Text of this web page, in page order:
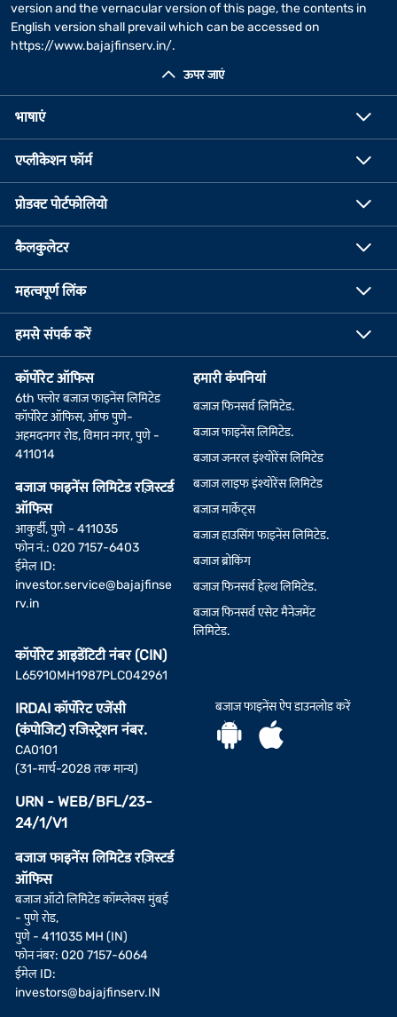
ऊपर जाएं
version and the vernacular version of this page, the contents in
English version shall prevail which can be accessed on
https://www.bajajfinserv.in/.
भाषाएं
एप्लीकेशन फॉर्म
प्रोडक्ट पोर्टफोलियो
कैलकुलेटर
महत्वपूर्ण लिंक
हमसे संपर्क करें
कॉर्पोरेट ऑफिस
6th फ्लोर बजाज फाइनेंस लिमिटेड
कॉर्पोरेट ऑफिस, ऑफ पुणे-
अहमदनगर रोड, विमान नगर, पुणे -
411014
बजाज फाइनेंस लिमिटेड रज़िस्टर्ड
ऑफिस
आकुर्डी, पुणे - 411035
फोन नं.: 020 7157-6403
ईमेल ID:
investor.service@bajajfinse
rv.in
कॉर्पोरेट आइडेंटिटी नंबर (CIN)
L65910MH1987PLC042961
IRDAI कॉर्पोरेट एजेंसी
(कंपोजिट) रजिस्ट्रेशन नंबर.
CA0101
(31-मार्च-2028 तक मान्य)
URN - WEB/BFL/23-
24/1/V1
बजाज फाइनेंस लिमिटेड रज़िस्टर्ड
ऑफिस
बजाज ऑटो लिमिटेड कॉम्प्लेक्स मुंबई
- पुणे रोड,
पुणे - 411035 MH (IN)
फोन नंबर: 020 7157-6064
ईमेल ID:
investors@bajajfinserv.IN
हमारी कंपनियां
बजाज फिनसर्व लिमिटेड.
बजाज फाइनेंस लिमिटेड.
बजाज जनरल इंश्योरेंस लिमिटेड
बजाज लाइफ इंश्योरेंस लिमिटेड
बजाज मार्केट्स
बजाज हाउसिंग फाइनेंस लिमिटेड.
बजाज ब्रोकिंग
बजाज फिनसर्व हेल्थ लिमिटेड.
बजाज फिनसर्व एसेट मैनेजमेंट
लिमिटेड.
बजाज फाइनेंस ऐप डाउनलोड करें